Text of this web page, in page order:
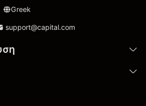
Greek
support@capital.com